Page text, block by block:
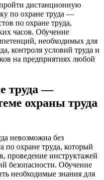
дистанционную
по охране труда —
по охране труда,
часов. Обучение
необходимых для
контроля условий труда и
на предприятиях любой
труда —
охраны труда
невозможна без
по охране труда, который
проведение инструктажей
безопасности. Обучение
необходимые знания для